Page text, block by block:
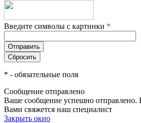
Введите символы с картинки *
* - обязательные поля
Сообщение отправлено
Ваше сообщение успешно отправлено.
Вами свяжется наш специалист
Закрыть окно